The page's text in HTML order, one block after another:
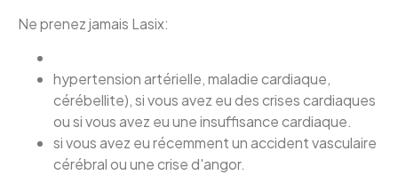
Ne prenez jamais Lasix:
hypertension artérielle, maladie cardiaque,
cérébellite), si vous avez eu des crises cardiaques
ou si vous avez eu une insuffisance cardiaque.
si vous avez eu récemment un accident vasculaire
cérébral ou une crise d'angor.